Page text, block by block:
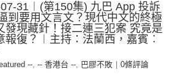
31︱(第150集) 九巴 App 投訴
到要用文言文？現代中文的終極
發現藏針！接二連三犯案 究竟是
復？︱主持：法蘭西，嘉賓︰
--, -- 香港台 --, 巴膠不敗 0條評論